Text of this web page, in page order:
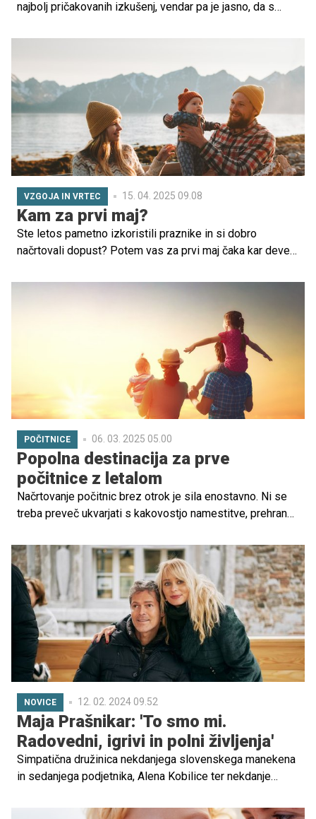
najbolj pričakovanih izkušenj, vendar pa je jasno, da s
sproščen oddih z otroki, je pomembno, da izberemo
seveda najlepši del vsakega potovanja sprostitev, se je
dobro vnaprej pozanimati o destinaciji, da bi se izognili
nepotrebnim presenečenjem.
VZGOJA IN VRTEC 15. 04. 2025 09.08
Kam za prvi maj?
Ste letos pametno izkoristili praznike in si dobro
načrtovali dopust? Potem vas za prvi maj čaka kar devet
pobeg ali raziskovanje novih krajev z družino. A kam se
radovedneži? Naj bo to sproščujoč oddih v naravi,
raziskovanje evropskih mest ali obisk tematskih parkov
POČITNICE 06. 03. 2025 05.00
Popolna destinacija za prve
počitnice z letalom
Načrtovanje počitnic brez otrok je sila enostavno. Ni se
treba preveč ukvarjati s kakovostjo namestitve, prehrano,
čudnega torej, da po prihodu otrok številni potujejo zgolj
še na preverjene destinacije, po možnosti z avtomobilom,
da se lahko nemudoma vrnejo, če gre kaj narobe. Pa ni
treba, da je temu tako. Tudi z malčki je mogoče ugodno in
udobno potovati z letalom. Če vas kljub temu prevzemajo
dvomi, lahko za prvi družinski polet izberete kakšno
bližnjo destinacijo, ki je še posebej prijazna do otrok. Ena
takih je denimo sončna Valencia!
NOVICE 12. 02. 2024 09.52
Maja Prašnikar: 'To smo mi.
Radovedni, igrivi in polni življenja'
Simpatična družinica nekdanjega slovenskega manekena
in sedanjega podjetnika, Alena Kobilice ter nekdanje
tople kraje. Da so si napolnili baterije je razbrati iz kolaža